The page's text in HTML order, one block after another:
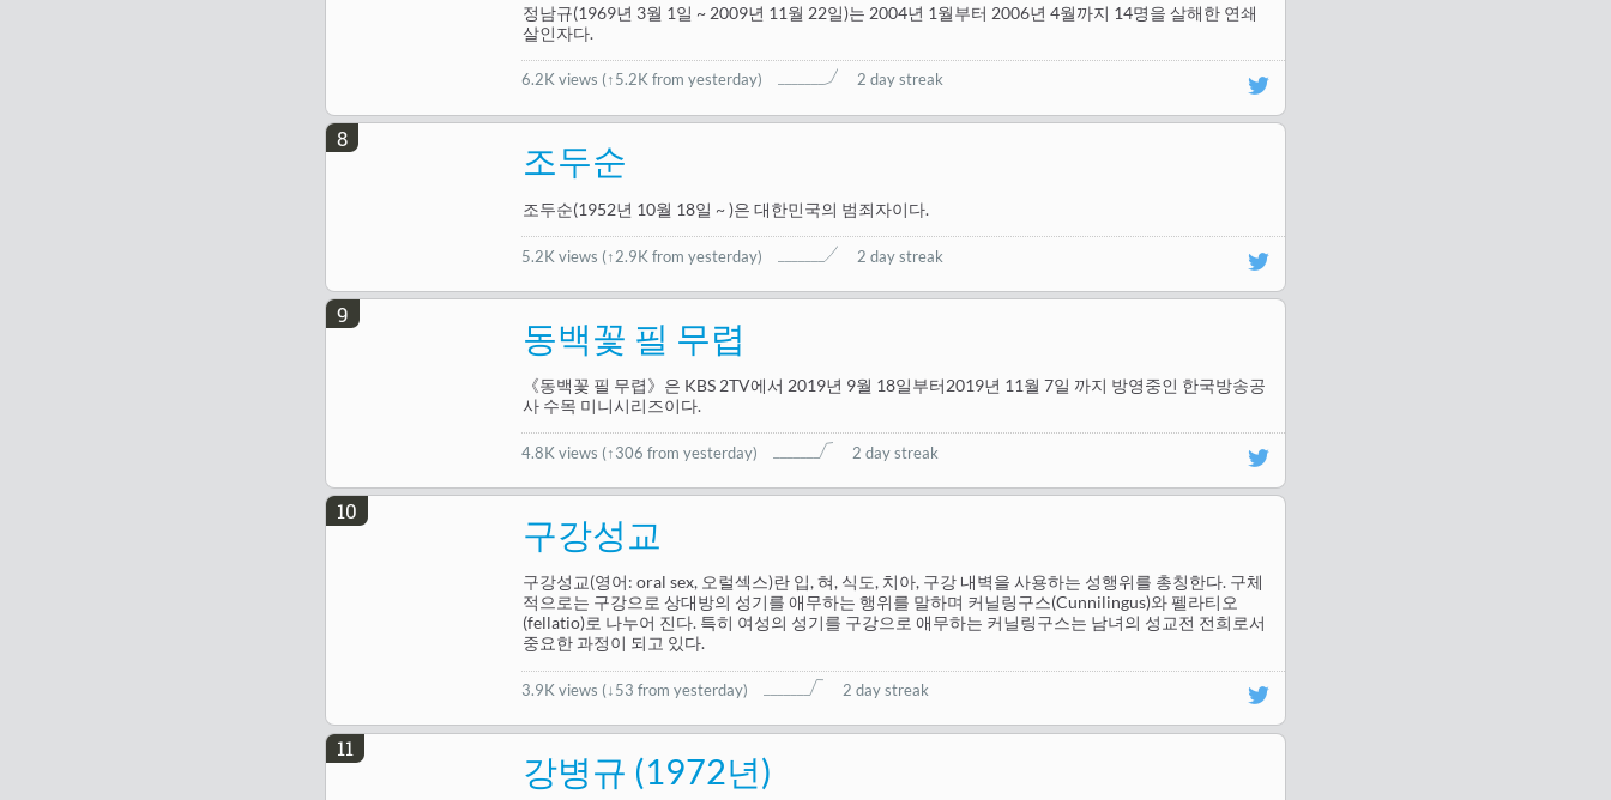
정남규(1969년 3월 1일 ~ 2009년 11월 22일)는 2004년 1월부터 2006년 4월까지 14명을 살해한 연쇄
살인자다.
6.2K views (↑5.2K from yesterday) 2 day streak
8
조두순
조두순(1952년 10월 18일 ~ )은 대한민국의 범죄자이다.
5.2K views (↑2.9K from yesterday) 2 day streak
9
동백꽃 필 무렵
《동백꽃 필 무렵》은 KBS 2TV에서 2019년 9월 18일부터2019년 11월 7일 까지 방영중인 한국방송공
사 수목 미니시리즈이다.
4.8K views (↑306 from yesterday) 2 day streak
10
구강성교
구강성교(영어: oral sex, 오럴섹스)란 입, 혀, 식도, 치아, 구강 내벽을 사용하는 성행위를 총칭한다. 구체
적으로는 구강으로 상대방의 성기를 애무하는 행위를 말하며 커닐링구스(Cunnilingus)와 펠라티오
(fellatio)로 나누어 진다. 특히 여성의 성기를 구강으로 애무하는 커닐링구스는 남녀의 성교전 전희로서
중요한 과정이 되고 있다.
3.9K views (↓53 from yesterday) 2 day streak
11
강병규 (1972년)